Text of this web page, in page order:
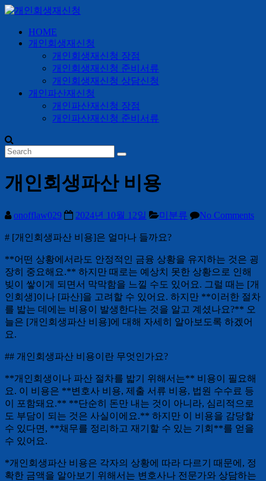
Skip
content
24
간
365
HOME
개인회생재신청
개인회생재신청 장점
개인회생재신청 준비서류
개인회생재신청 상담신청
개인파산재신청
개인파산재신청 장점
개인파산재신청 준비서류
개인회생파산 비용
onofflaw029 2024년 10월 12일 미분류 No Comments
# [개인회생파산 비용]은 얼마나 들까요?
**어떤 상황에서라도 안정적인 금융 상황을 유지하는 것은 굉
장히 중요해요.** 하지만 때로는 예상치 못한 상황으로 인해
빚이 쌓이게 되면서 막막함을 느낄 수도 있어요. 그럴 때는 [개
인회생]이나 [파산]을 고려할 수 있어요. 하지만 **이러한 절차
를 밟는 데에는 비용이 발생한다는 것을 알고 계셨나요?** 오
늘은 [개인회생파산 비용]에 대해 자세히 알아보도록 하겠어
요.
## 개인회생파산 비용이란 무엇인가요?
**개인회생이나 파산 절차를 밟기 위해서는** 비용이 필요해
요. 이 비용은 **변호사 비용, 제출 서류 비용, 법원 수수료 등
이 포함돼요.** **단순히 돈만 내는 것이 아니라, 심리적으로
도 부담이 되는 것은 사실이에요.** 하지만 이 비용을 감당할
수 있다면, **채무를 정리하고 재기할 수 있는 기회**를 얻을
수 있어요.
*개인회생파산 비용은 각자의 상황에 따라 다르기 때문에, 정
확한 금액을 알아보기 위해서는 변호사나 전문가와 상담하는